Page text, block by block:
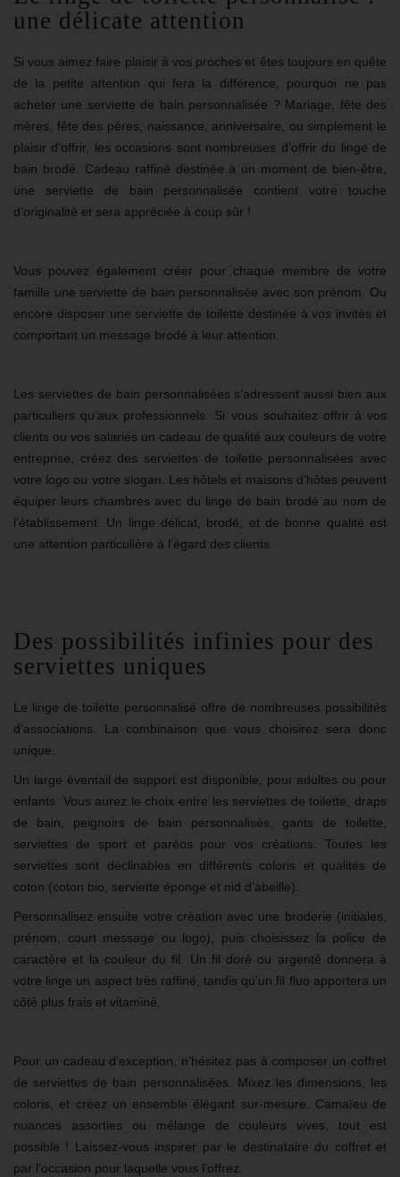
une délicate attention
Si vous aimez faire plaisir à vos proches et êtes toujours en quête
de la petite attention qui fera la différence, pourquoi ne pas
acheter une serviette de bain personnalisée ? Mariage, fête des
mères, fête des pères, naissance, anniversaire, ou simplement le
plaisir d’offrir, les occasions sont nombreuses d’offrir du linge de
bain brodé. Cadeau raffiné destinée à un moment de bien-être,
une serviette de bain personnalisée contient votre touche
d’originalité et sera appréciée à coup sûr !
Vous pouvez également créer pour chaque membre de votre
famille une serviette de bain personnalisée avec son prénom. Ou
encore disposer une serviette de toilette destinée à vos invités et
comportant un message brodé à leur attention.
Les serviettes de bain personnalisées s’adressent aussi bien aux
particuliers qu’aux professionnels. Si vous souhaitez offrir à vos
clients ou vos salariés un cadeau de qualité aux couleurs de votre
entreprise, créez des serviettes de toilette personnalisées avec
votre logo ou votre slogan. Les hôtels et maisons d’hôtes peuvent
équiper leurs chambres avec du linge de bain brodé au nom de
l’établissement. Un linge délicat, brodé, et de bonne qualité est
une attention particulière à l’égard des clients.
Des possibilités infinies pour des
serviettes uniques
Le linge de toilette personnalisé offre de nombreuses possibilités
d’associations. La combinaison que vous choisirez sera donc
unique.
Un large éventail de support est disponible, pour adultes ou pour
enfants. Vous aurez le choix entre les serviettes de toilette, draps
de bain, peignoirs de bain personnalisés, gants de toilette,
serviettes de sport et paréos pour vos créations. Toutes les
serviettes sont déclinables en différents coloris et qualités de
coton (coton bio, serviette éponge et nid d’abeille).
Personnalisez ensuite votre création avec une broderie (initiales,
prénom, court message ou logo), puis choisissez la police de
caractère et la couleur du fil. Un fil doré ou argenté donnera à
votre linge un aspect très raffiné, tandis qu’un fil fluo apportera un
côté plus frais et vitaminé.
Pour un cadeau d’exception, n’hésitez pas à composer un coffret
de serviettes de bain personnalisées. Mixez les dimensions, les
coloris, et créez un ensemble élégant sur-mesure. Camaïeu de
nuances assorties ou mélange de couleurs vives, tout est
possible ! Laissez-vous inspirer par le destinataire du coffret et
par l’occasion pour laquelle vous l’offrez.